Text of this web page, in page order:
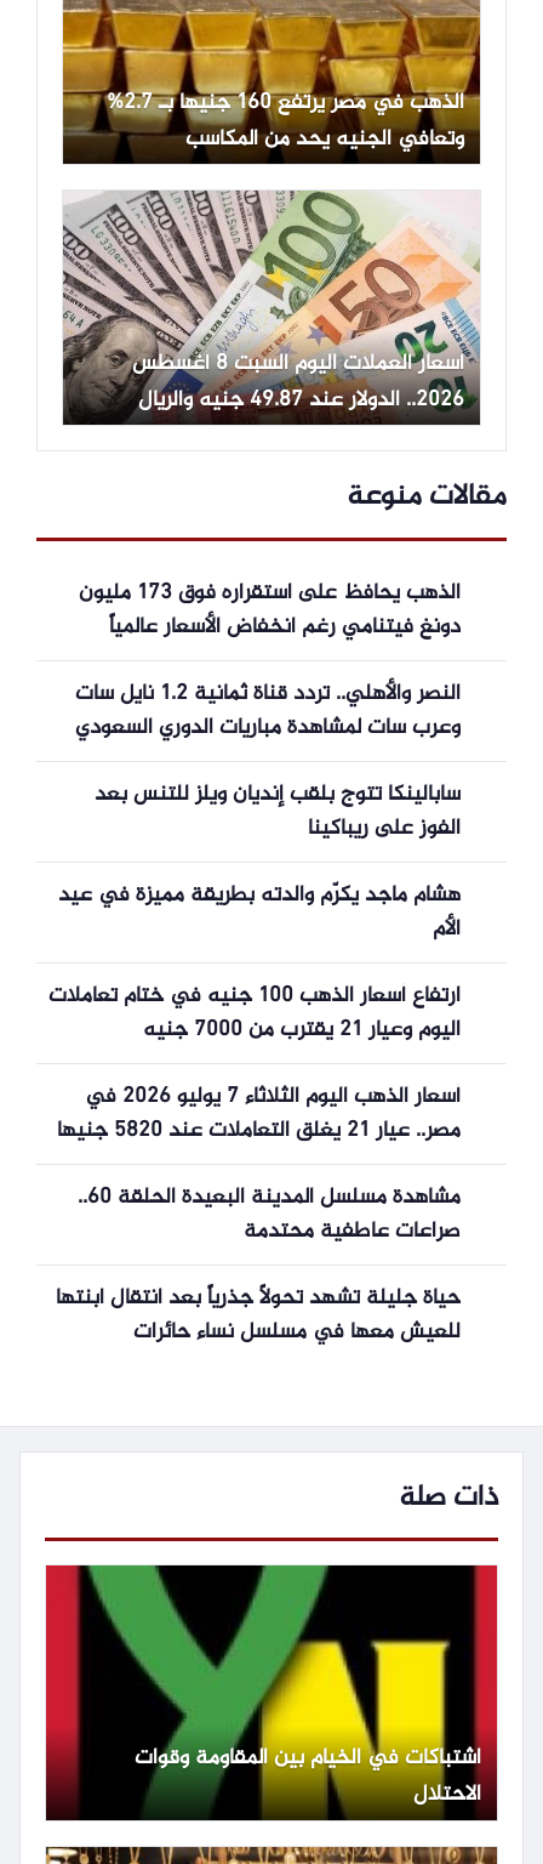
الذهب في مصر يرتفع 160 جنيها بـ 2.7%
وتعافي الجنيه يحد من المكاسب
أسعار العملات اليوم السبت 8 أغسطس
2026.. الدولار عند 49.87 جنيه والريال
السعودي مستقر
مقالات منوعة
الذهب يحافظ على استقراره فوق 173 مليون
دونغ فيتنامي رغم انخفاض الأسعار عالمياً
النصر والأهلي.. تردد قناة ثمانية 1.2 نايل سات
وعرب سات لمشاهدة مباريات الدوري السعودي
مجانا
سابالينكا تتوج بلقب إنديان ويلز للتنس بعد
الفوز على ريباكينا
هشام ماجد يكرّم والدته بطريقة مميزة في عيد
الأم
ارتفاع أسعار الذهب 100 جنيه في ختام تعاملات
اليوم وعيار 21 يقترب من 7000 جنيه
أسعار الذهب اليوم الثلاثاء 7 يوليو 2026 في
مصر.. عيار 21 يغلق التعاملات عند 5820 جنيها
مشاهدة مسلسل المدينة البعيدة الحلقة 60..
صراعات عاطفية محتدمة
حياة جليلة تشهد تحولاً جذرياً بعد انتقال ابنتها
للعيش معها في مسلسل نساء حائرات
ذات صلة
اشتباكات في الخيام بين المقاومة وقوات
الاحتلال